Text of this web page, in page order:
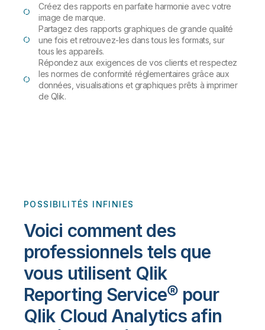
Créez des rapports en parfaite harmonie avec votre
image de marque.
Partagez des rapports graphiques de grande qualité
une fois et retrouvez-les dans tous les formats, sur
tous les appareils.
Répondez aux exigences de vos clients et respectez
les normes de conformité réglementaires grâce aux
données, visualisations et graphiques prêts à imprimer
de Qlik.
POSSIBILITÉS INFINIES
Voici comment des
professionnels tels que
vous utilisent Qlik
Reporting Service® pour
Qlik Cloud Analytics afin